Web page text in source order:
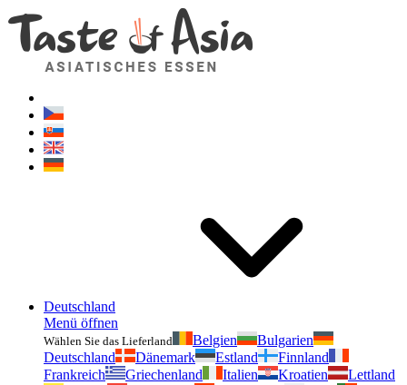
Deutschland
Menü öffnen
Wählen Sie das Lieferland Belgien
Bulgarien
Deutschland
Dänemark Estland
Finnland
Frankreich
Griechenland Italien Kroatien
Lettland
Geschmackvonasien.de
Zögern Sie nicht zu fragen. Ich bin für Sie da!